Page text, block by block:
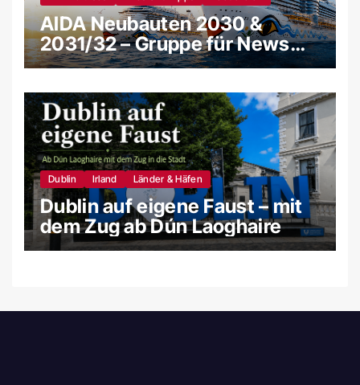
AIDA Neubauten 2030 &
2031/32 – Gruppe für News
und Gerüchte
Dublin Irland Länder & Häfen
Dublin auf eigene Faust – mit
dem Zug ab Dún Laoghaire